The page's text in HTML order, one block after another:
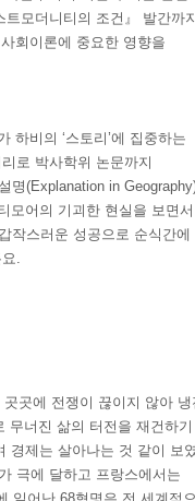
모더니티의 조건』 발간까
회이론에 중요한 영향을
하비의 ‘스토리’에 집중하는
로 박사학위 논문까지
(Explanation in Geography)
모어의 기괴한 현실을 보면서
작스러운 성공으로 순식간에
.
곳에 전쟁이 끊이지 않아 냉
무너진 삶의 터전을 재건하기
경제는 살아나는 것 같이 보
극에 달하고 프랑스에서는